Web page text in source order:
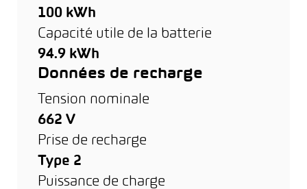
100 kWh
Capacité utile de la batterie
94.9 kWh
Données de recharge
Tension nominale
662 V
Prise de recharge
Type 2
Puissance de charge